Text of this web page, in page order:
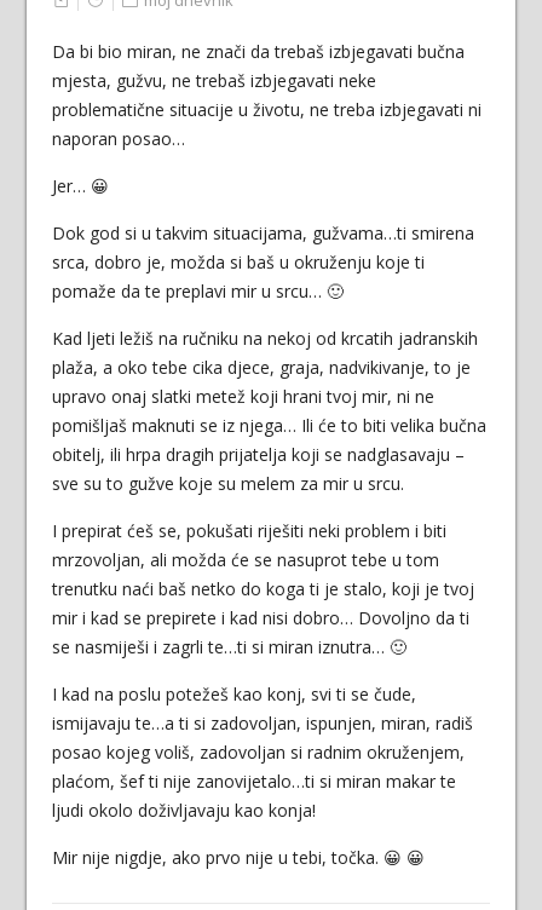
Da bi bio miran, ne znači da trebaš izbjegavati bučna
mjesta, gužvu, ne trebaš izbjegavati neke
problematične situacije u životu, ne treba izbjegavati ni
naporan posao…
Jer… 😀
Dok god si u takvim situacijama, gužvama…ti smirena
srca, dobro je, možda si baš u okruženju koje ti
pomaže da te preplavi mir u srcu… 🙂
Kad ljeti ležiš na ručniku na nekoj od krcatih jadranskih
plaža, a oko tebe cika djece, graja, nadvikivanje, to je
upravo onaj slatki metež koji hrani tvoj mir, ni ne
pomišljaš maknuti se iz njega… Ili će to biti velika bučna
obitelj, ili hrpa dragih prijatelja koji se nadglasavaju –
sve su to gužve koje su melem za mir u srcu.
I prepirat ćeš se, pokušati riješiti neki problem i biti
mrzovoljan, ali možda će se nasuprot tebe u tom
trenutku naći baš netko do koga ti je stalo, koji je tvoj
mir i kad se prepirete i kad nisi dobro… Dovoljno da ti
se nasmiješi i zagrli te…ti si miran iznutra… 🙂
I kad na poslu potežeš kao konj, svi ti se čude,
ismijavaju te…a ti si zadovoljan, ispunjen, miran, radiš
posao kojeg voliš, zadovoljan si radnim okruženjem,
plaćom, šef ti nije zanovijetalo…ti si miran makar te
ljudi okolo doživljavaju kao konja!
Mir nije nigdje, ako prvo nije u tebi, točka. 😀 😀